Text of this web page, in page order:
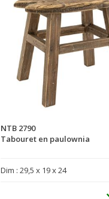
NTB 2790
Tabouret en paulownia
Dim : 29,5 x 19 x 24